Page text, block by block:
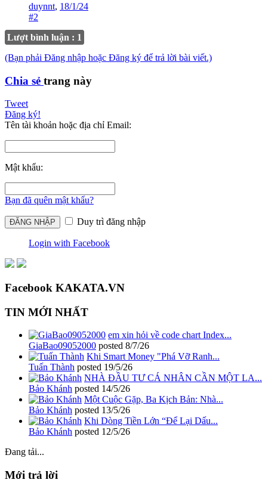
duynnt, 18/1/24
#2
Lượt bình luận : 1
(Bạn phải Đăng nhập hoặc Đăng ký để trả lời bài viết.)
Chia sẻ trang này
Tweet
Đăng ký!
Tên tài khoản hoặc địa chỉ Email:
Mật khẩu:
Bạn đã quên mật khẩu?
Duy trì đăng nhập
Login with Facebook
Facebook KAKATA.VN
TIN MỚI NHẤT
em xin hỏi về code chart Index...
GiaBao09052000 posted 8/7/26
Khi Smart Money "Phá Vỡ Ranh...
Tuấn Thành posted 19/5/26
NHÀ ĐẦU TƯ CÁ NHÂN CẦN MỘT LA...
Bảo Khánh posted 14/5/26
Một Cuộc Gặp, Ba Kịch Bản: Nhà...
Bảo Khánh posted 13/5/26
Khi Dòng Tiền Lớn “Để Lại Dấu...
Bảo Khánh posted 12/5/26
Đang tải...
Mới trả lời